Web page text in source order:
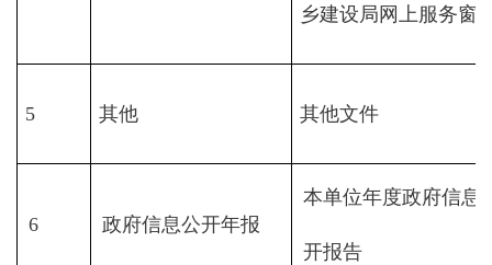
乡建设局网上服务窗
5 其他 其他文件
6 政府信息公开年报
本单位年度政府信息
开报告